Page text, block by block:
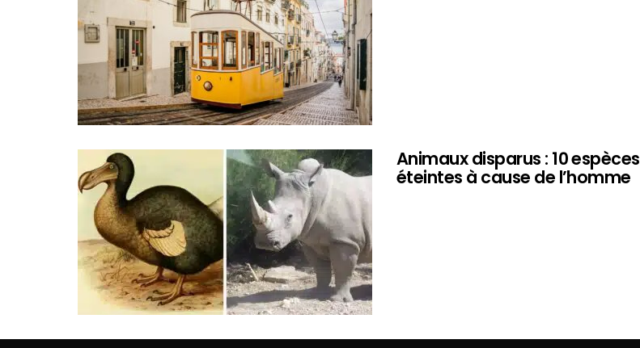
Animaux disparus : 10 espèces
éteintes à cause de l’homme